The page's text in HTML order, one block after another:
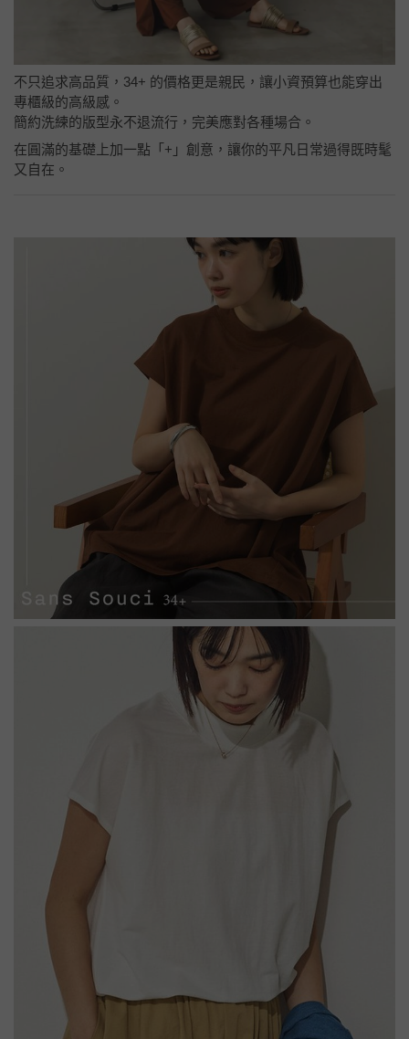
不只追求高品質，34+ 的價格更是親民，讓小資預算也能穿出
專櫃級的高級感。
簡約洗練的版型永不退流行，完美應對各種場合。
在圓滿的基礎上加一點「+」創意，讓你的平凡日常過得既時髦
又自在。